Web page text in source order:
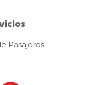
Pasajeros.